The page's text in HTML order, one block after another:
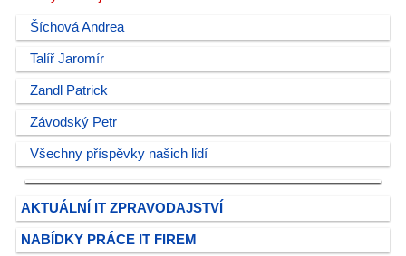
Šíchová Andrea
Talíř Jaromír
Zandl Patrick
Závodský Petr
Všechny příspěvky našich lidí
AKTUÁLNÍ IT ZPRAVODAJSTVÍ
NABÍDKY PRÁCE IT FIREM